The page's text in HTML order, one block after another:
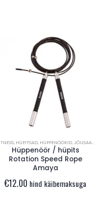
, HÜPITSAD, HÜPPENÖÖRID,JÕUSAAL ,
Hüppenöör / hüpits
Rotation Speed Rope
Amaya
€12.00 hind käibemaksuga